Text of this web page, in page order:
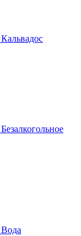
Кальвадос
Безалкогольное
Вода